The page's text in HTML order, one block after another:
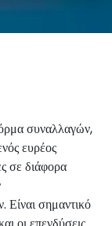
συναλλαγών,
ευρέος
σε διάφορα
σημαντικό